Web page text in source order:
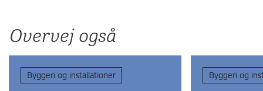
Overvej også
Byggeri og installationer Byggeri og